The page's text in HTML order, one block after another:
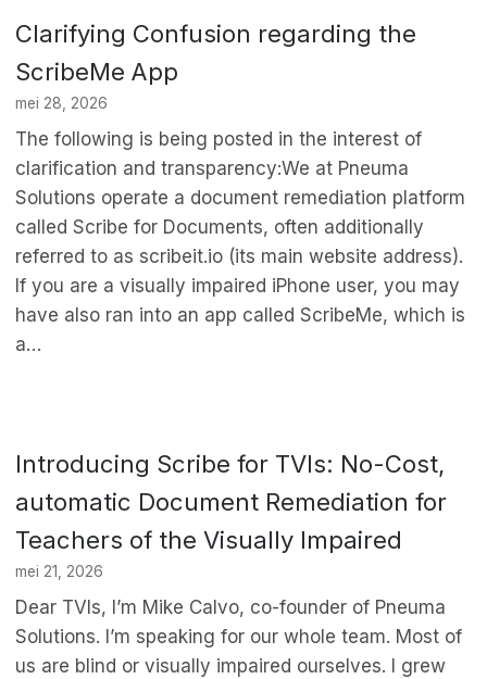
Clarifying Confusion regarding the
ScribeMe App
mei 28, 2026
The following is being posted in the interest of
clarification and transparency:We at Pneuma
Solutions operate a document remediation platform
called Scribe for Documents, often additionally
referred to as scribeit.io (its main website address).
If you are a visually impaired iPhone user, you may
have also ran into an app called ScribeMe, which is
a…
Introducing Scribe for TVIs: No-Cost,
automatic Document Remediation for
Teachers of the Visually Impaired
mei 21, 2026
Dear TVIs, I’m Mike Calvo, co-founder of Pneuma
Solutions. I’m speaking for our whole team. Most of
us are blind or visually impaired ourselves. I grew